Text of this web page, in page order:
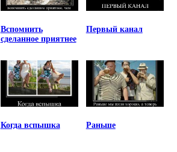
Вспомнить
сделанное приятнее
Первый канал
Когда вспышка Раньше